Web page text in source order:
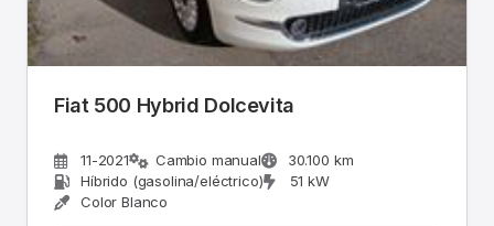
Fiat 500 Hybrid Dolcevita
11-2021 Cambio manual
30.100 km
Híbrido (gasolina/eléctrico)
51 kW
Color Blanco